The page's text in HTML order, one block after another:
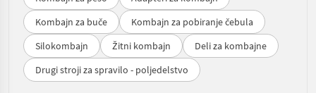
Kombajn za buče
Kombajn za pobiranje čebula
Silokombajn
Žitni kombajn
Deli za kombajne
Drugi stroji za spravilo - poljedelstvo